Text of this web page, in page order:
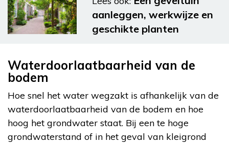
aanleggen, werkwijze en
geschikte planten
Waterdoorlaatbaarheid van de
bodem
Hoe snel het water wegzakt is afhankelijk van de
waterdoorlaatbaarheid van de bodem en hoe
hoog het grondwater staat. Bij een te hoge
grondwaterstand of in het geval van kleigrond